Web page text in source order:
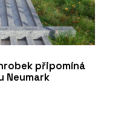
připomíná
Neumark